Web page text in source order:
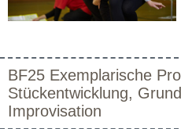
BF25 Exemplarische
Stückentwicklung,
Improvisation